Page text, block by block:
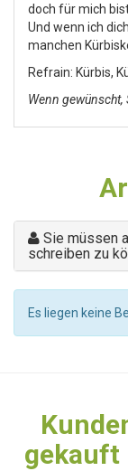
doch für mich
Und wenn ich
manchen
Refrain: Kürbis,
Wenn gewünscht,
Sie müssen
schreiben zu
Es liegen keine
gekauft